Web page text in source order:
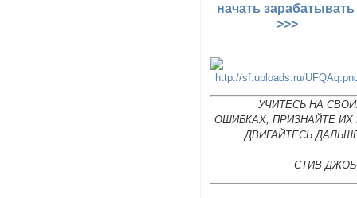
начать зарабатывать
>>>
УЧИТЕСЬ НА
ОШИБКАХ, ПРИЗНАЙТЕ ИХ
ДВИГАЙТЕСЬ
СТИВ